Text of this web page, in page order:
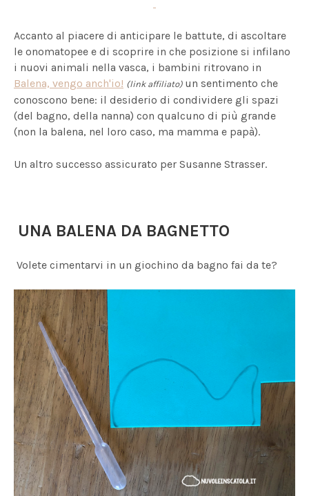
Accanto al piacere di anticipare le battute, di ascoltare
le onomatopee e di scoprire in che posizione si infilano
i nuovi animali nella vasca, i bambini ritrovano in
Balena, vengo anch'io! (link affiliato) un sentimento che
conoscono bene: il desiderio di condividere gli spazi
(del bagno, della nanna) con qualcuno di più grande
(non la balena, nel loro caso, ma mamma e papà).
Un altro successo assicurato per Susanne Strasser.
UNA BALENA DA BAGNETTO
Volete cimentarvi in un giochino da bagno fai da te?